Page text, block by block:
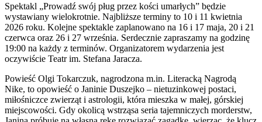
Spektakl „Prowadź swój pług przez kości umarłych” będzie
wystawiany wielokrotnie. Najbliższe terminy to 10 i 11 kwietnia
2026 roku. Kolejne spektakle zaplanowano na 16 i 17 maja, 20 i 21
czerwca oraz 26 i 27 września. Serdecznie zapraszamy na godzinę
19:00 na każdy z terminów. Organizatorem wydarzenia jest
oczywiście Teatr im. Stefana Jaracza.
Powieść Olgi Tokarczuk, nagrodzona m.in. Literacką Nagrodą
Nike, to opowieść o Janinie Duszejko – nietuzinkowej postaci,
miłośniczce zwierząt i astrologii, która mieszka w małej, górskiej
miejscowości. Gdy okolicą wstrząsa seria tajemniczych morderstw,